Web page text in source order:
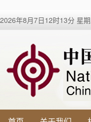
2026年8月7日12时13分 星